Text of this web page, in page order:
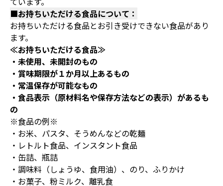
■お持ちいただける食品について：
お持ちいただける食品とお引き受けできない食品があり
ます。
≪お持ちいただける食品≫
・未使用、未開封のもの
・賞味期限が１か月以上あるもの
・常温保存が可能なもの
・食品表示（原材料名や保存方法などの表示）があるも
の
※食品の例※
・お米、パスタ、そうめんなどの乾麺
・レトルト食品、インスタント食品
・缶詰、瓶詰
・調味料（しょうゆ、食用油）、のり、ふりかけ
・お菓子、粉ミルク、離乳食